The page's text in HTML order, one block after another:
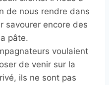
de nous rendre dans
savourer encore des
pâte.
voulaient
de venir sur la
ils ne sont pas